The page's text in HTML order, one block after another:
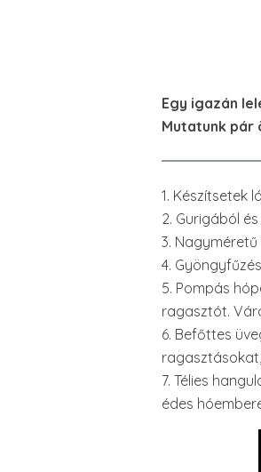
Egy igazán
Mutatunk pár
1. Készítsetek
2. Gurigából
3.
4.
5. Pompás
ragasztót.
6. Befőttes
7. Télies
édes